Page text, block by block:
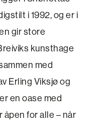
i 1992, og er i
gir store
kunsthage
med
Erling Viksjø og
en oase med
for alle – når